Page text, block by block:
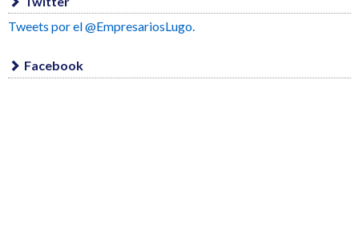
Tweets por el @EmpresariosLugo.
Facebook